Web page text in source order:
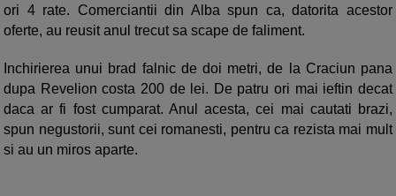
ori 4 rate. Comerciantii din Alba spun ca, datorita acestor
oferte, au reusit anul trecut sa scape de faliment.
Inchirierea unui brad falnic de doi metri, de la Craciun pana
dupa Revelion costa 200 de lei. De patru ori mai ieftin decat
daca ar fi fost cumparat. Anul acesta, cei mai cautati brazi,
spun negustorii, sunt cei romanesti, pentru ca rezista mai mult
si au un miros aparte.